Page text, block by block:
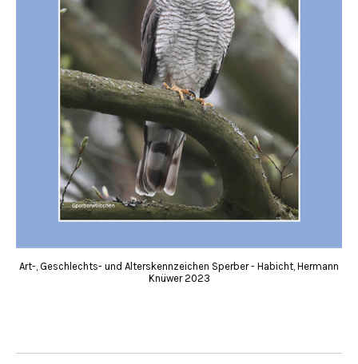
Art-, Geschlechts- und Alterskennzeichen Sperber - Habicht, Hermann
Knüwer 2023